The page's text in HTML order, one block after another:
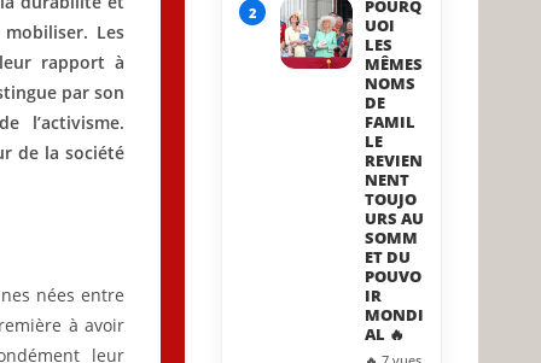
Les
rapport à
par son
l’activisme.
de la société
nées entre
à avoir
leur
2
POURQ
UOI
LES
MÊMES
NOMS
DE
FAMIL
LE
REVIEN
NENT
TOUJO
URS AU
SOMM
ET DU
POUVO
IR
MONDI
AL 🔥